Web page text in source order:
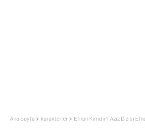
Ana Sayfa karakterler Efnan Kimdir? Aziz Dizisi